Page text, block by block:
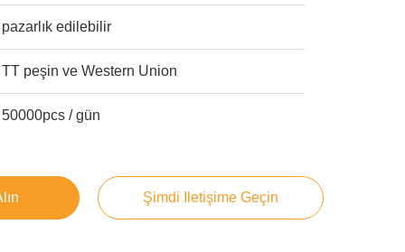
pazarlık edilebilir
TT peşin ve Western Union
50000pcs / gün
Şimdi Iletişime Geçin